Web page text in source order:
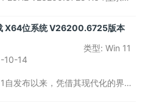
应用，保留了Windows 11的核心
通过性能优化提升了操作体验。无
境还是日常使用中，纯净版都能
畅、稳定的体验。
X64位系统 V26200.6725版本
类型: Win 11
10-14
自发布以来，凭借其现代化的界面